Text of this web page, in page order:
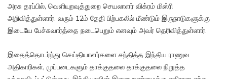
அரசு தரப்பில், வெளியுறவுத்துறை செயலாளர் விக்ரம் மிஸ்ரி
அறிவித்துள்ளார். வரும் 12ம் தேதி பிற்பகலில் மீண்டும் இருநாடுகளுக்கு
இடையே பேச்சுவார்த்தை நடைபெறும் எனவும் அவர் தெரிவித்துள்ளார்.
இதைத்தொடர்ந்து செய்தியாளர்களை சந்தித்த இந்திய ராணுவ
அதிகாரிகள், முப்படைகளும் தாக்குதலை தாக்குதலை நிறுத்த